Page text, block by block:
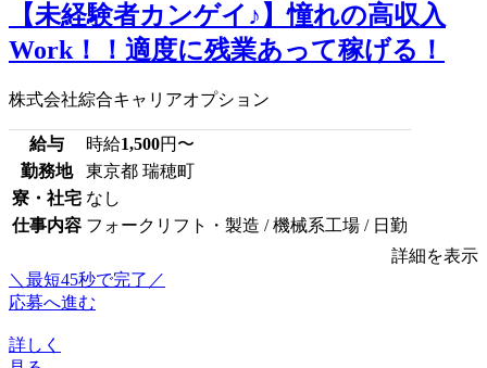
【未経験者カンゲイ♪】憧れの高収入
Work！！適度に残業あって稼げる！
株式会社綜合キャリアオプション
給与 時給1,500円〜
勤務地
東京都 瑞穂町
寮・社宅 なし
仕事内容 フォークリフト・製造 / 機械系工場 / 日勤
詳細を表示
＼最短45秒で完了／
応募へ進む
詳しく